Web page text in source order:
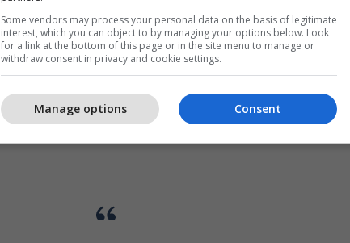
Some vendors may process your personal data on the basis of legitimate
interest, which you can object to by managing your options below. Look
for a link at the bottom of this page or in the site menu to manage or
withdraw consent in privacy and cookie settings.
Consent
Manage options